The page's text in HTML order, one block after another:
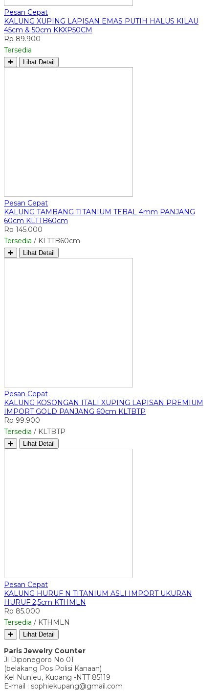
Pesan Cepat
KALUNG XUPING LAPISAN EMAS PUTIH HALUS KILAU
45cm & 50cm KKXP50CM
Rp 89.900
Tersedia
✚ Lihat Detail
Pesan Cepat
KALUNG TAMBANG TITANIUM TEBAL 4mm PANJANG
60cm KLTTB60cm
Rp 145.000
Tersedia / KLTTB60cm
✚ Lihat Detail
Pesan Cepat
KALUNG KOSONGAN ITALI XUPING LAPISAN PREMIUM
IMPORT GOLD PANJANG 60cm KLTBTP
Rp 99.900
Tersedia / KLTBTP
✚ Lihat Detail
Pesan Cepat
KALUNG HURUF N TITANIUM ASLI IMPORT UKURAN
HURUF 2,5cm KTHMLN
Rp 85.000
Tersedia / KTHMLN
✚ Lihat Detail
Paris Jewelry Counter
Jl Diponegoro No 01
(belakang Pos Polisi Kanaan)
Kel Nunleu, Kupang -NTT 85119
E-mail : sophiekupang@gmail.com